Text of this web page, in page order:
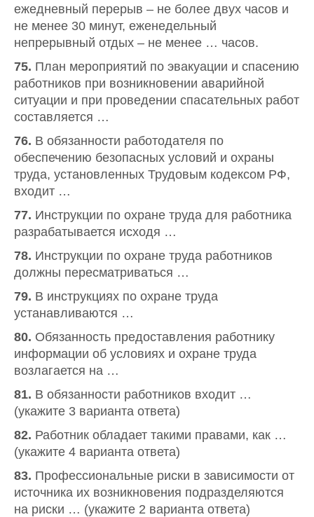
ежедневный перерыв – не более двух часов и
не менее 30 минут, еженедельный
непрерывный отдых – не менее … часов.
75. План мероприятий по эвакуации и спасению
работников при возникновении аварийной
ситуации и при проведении спасательных работ
составляется …
76. В обязанности работодателя по
обеспечению безопасных условий и охраны
труда, установленных Трудовым кодексом РФ,
входит …
77. Инструкции по охране труда для работника
разрабатывается исходя …
78. Инструкции по охране труда работников
должны пересматриваться …
79. В инструкциях по охране труда
устанавливаются …
80. Обязанность предоставления работнику
информации об условиях и охране труда
возлагается на …
81. В обязанности работников входит …
(укажите 3 варианта ответа)
82. Работник обладает такими правами, как …
(укажите 4 варианта ответа)
83. Профессиональные риски в зависимости от
источника их возникновения подразделяются
на риски … (укажите 2 варианта ответа)